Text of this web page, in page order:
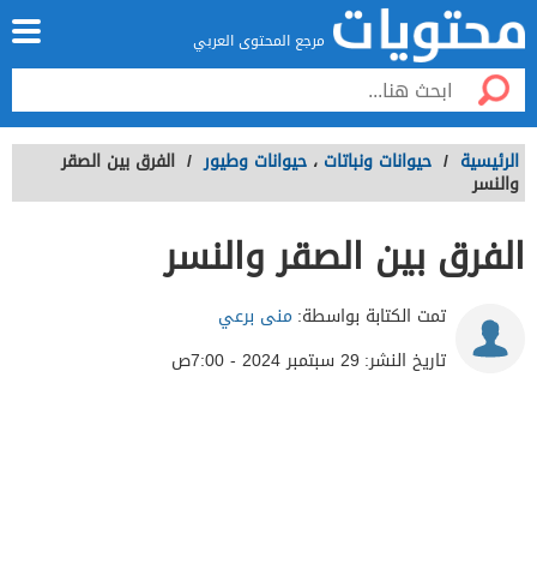
مرجع المحتوى العربي
الرئيسية / حيوانات ونباتات ، حيوانات وطيور / الفرق بين الصقر
والنسر
الفرق بين الصقر والنسر
تمت الكتابة بواسطة: منى برعي
تاريخ النشر: 29 سبتمبر 2024 - 7:00ص